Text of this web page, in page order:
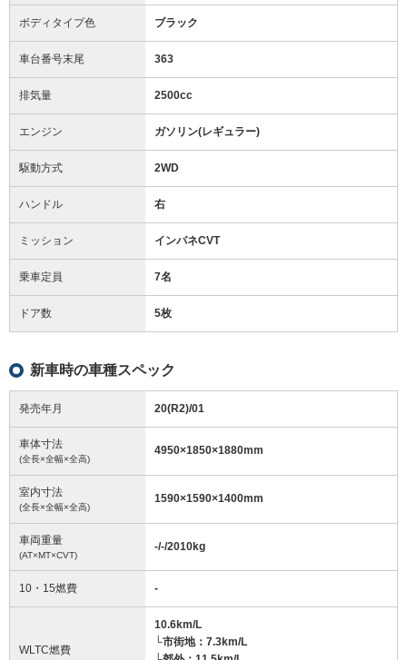
ボディタイプ色 ブラック
車台番号末尾 363
排気量 2500cc
エンジン ガソリン(レギュラー)
駆動方式 2WD
ハンドル 右
ミッション インパネCVT
乗車定員 7名
ドア数 5枚
新車時の車種スペック
発売年月 20(R2)/01
車体寸法
(全長×全幅×全高)
4950×1850×1880mm
室内寸法
(全長×全幅×全高)
1590×1590×1400mm
車両重量
(AT×MT×CVT)
-/-/2010kg
10・15燃費 -
WLTC燃費
10.6km/L
└市街地：7.3km/L